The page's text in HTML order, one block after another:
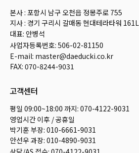
본사 : 포항시 남구 오천읍 정몽주로 755
지사 : 경기 구리시 갈매동 현대테라타워 161L
대표: 안병석
사업자등록번호: 506-02-81150
E-mail: master@daeducki.co.kr
FAX: 070-8244-9031
고객센터
평일 09:00~18:00 까지: 070-4122-9031
영업시간 이후 / 공휴일
박기훈 부장: 010-6661-9031
안선우 과장: 010-4890-9031